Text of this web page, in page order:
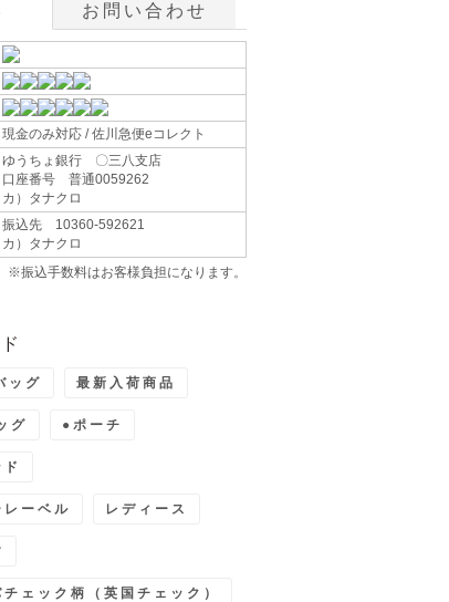
お問い合わせ
現金のみ対応 / 佐川急便eコレクト
ゆうちょ銀行 〇三八支店
口座番号 普通0059262
カ）タナクロ
振込先 10360-592621
カ）タナクロ
※振込手数料はお客様負担になります。
ッグ 最新入荷商品
グ ●ポーチ
ーベル レディース
ェック柄（英国チェック）